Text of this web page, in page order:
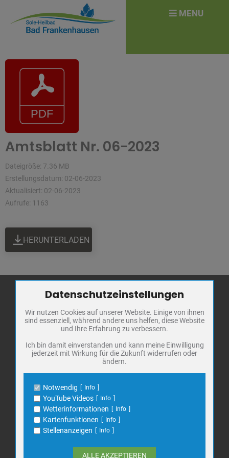
Amtsblatt Nr. 06-2023
Dateigröße: 7.36 MB
Erstellungsdatum: 02-06-2023
Aktualisiert: 02-06-2023
Aufrufe: 1163
HERUNTERLADEN
Stadt Bad
Frankenhausen
Markt 1
06567 Bad Frankenhausen
Telefon: 034671 7 20 0
E-Mail:info@bad-frankenhausen.de
Search
for:
for:
Zum Betrieb der Seite notwendige Cookies / Drittanbieter:
Name
PHP Session Cookie
Anbieter
Eigentümer dieser Website
Schutz
Cookie Name
PHPSESSID, fe_typo_user
Name
Cookiespeicherung Entscheidungscookie
Anbieter
Eigentümer dieser Website
Zweck
Speichert die Einstellungen der Besucher
bezüglich der Speicherung von Cookies.
Cookie Name
dywc
1 Jahr
Datenschutzeinstellungen
Wir nutzen Cookies auf unserer Website. Einige von ihnen
sind essenziell, während andere uns helfen, diese Website
und Ihre Erfahrung zu verbessern.
Ich bin damit einverstanden und kann meine Einwilligung
jederzeit mit Wirkung für die Zukunft widerrufen oder
ändern.
Notwendig Info
YouTube Videos Info
Wetterinformationen Info
Kartenfunktionen Info
Stellenanzeigen Info
ALLE AKZEPTIEREN